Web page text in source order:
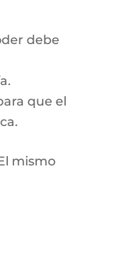
debe
que el
mismo